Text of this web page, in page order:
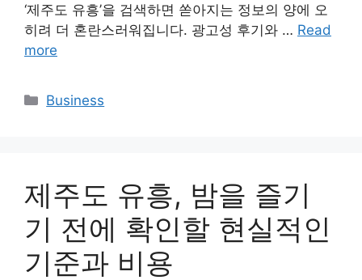
‘제주도 유흥’을 검색하면 쏟아지는 정보의 양에 오
히려 더 혼란스러워집니다. 광고성 후기와 … Read
more
Categories
Business
제주도 유흥, 밤을 즐기
기 전에 확인할 현실적인
기준과 비용